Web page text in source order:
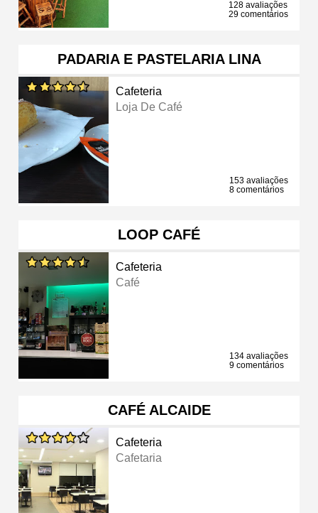
128 avaliações
29 comentários
PADARIA E PASTELARIA LINA
Cafeteria
Loja De Café
153 avaliações
8 comentários
LOOP CAFÉ
Cafeteria
Café
134 avaliações
9 comentários
CAFÉ ALCAIDE
Cafeteria
Cafetaria